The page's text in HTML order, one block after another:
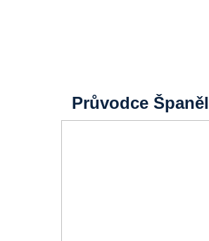
Průvodce